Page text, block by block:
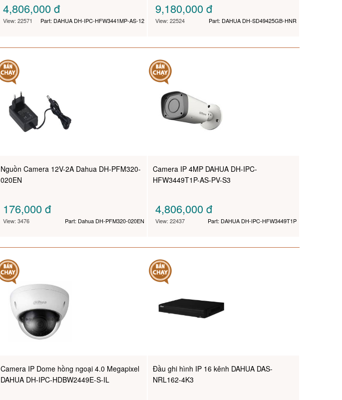
4,806,000đ
View: 22571 Part: DAHUA DH-IPC-HFW3441MP-AS-12
9,180,000đ
View: 22524 Part: DAHUA DH-SD49425GB-HNR
Nguồn Camera 12V-2A Dahua DH-PFM320-
020EN
176,000đ
View: 3476 Part: Dahua DH-PFM320-020EN
Camera IP 4MP DAHUA DH-IPC-
HFW3449T1P-AS-PV-S3
4,806,000đ
View: 22437 Part: DAHUA DH-IPC-HFW3449T1P
Camera IP Dome hồng ngoại 4.0 Megapixel
DAHUA DH-IPC-HDBW2449E-S-IL
Đầu ghi hình IP 16 kênh DAHUA DAS-
NRL162-4K3